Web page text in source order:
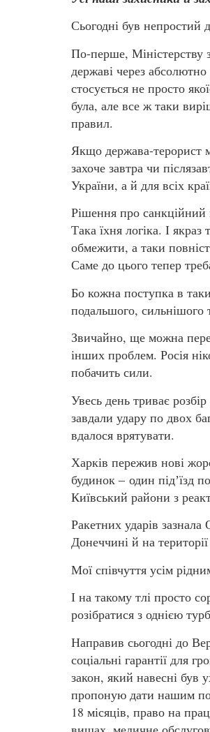
Сьогодні був непростий
По-перше, Міністерству
державі через
стосується не просто
була, але все ж таки
правил.
Якщо держава-терорист
захоче завтра чи
України, а й для всіх
Рішення про санкційний
Така їхня логіка. І
обмежити, а таки
Саме до цього тепер
Бо кожна поступка в
подальшого, сильнішого
Звичайно, ще можна
інших проблем. Росія
побачить сили.
Увесь день триває
завдали удару по двох
вдалося врятувати.
Харків пережив нові
будинок – один підʼїзд
Київський райони з
Ракетних ударів
Донеччині й на
Мої співчуття усім
І на такому тлі просто
розібратися з однією
Направив сьогодні до
соціальні гарантії для
закон, який навесні
пропоную дати нашим
18 місяців, право на